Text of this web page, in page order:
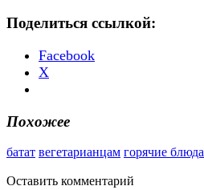
Поделиться ссылкой:
Facebook
X
Похожее
батат вегетарианцам горячие блюда
Оставить комментарий